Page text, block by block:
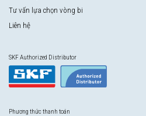
Tư vấn lựa chọn vòng bi
Liên hệ
SKF Authorized Distributor
Phương thức thanh toán